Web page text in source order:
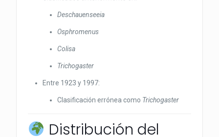
Deschauenseeia
Osphromenus
Colisa
Trichogaster
Entre 1923 y 1997:
Clasificación errónea como Trichogaster
Distribución del